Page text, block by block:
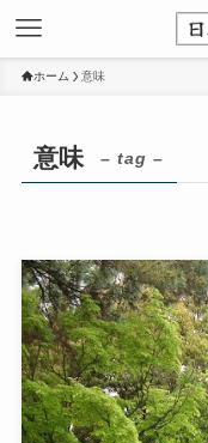
ホーム 意味
意味 – tag –